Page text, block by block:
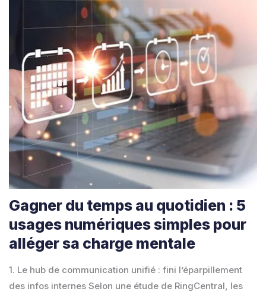
Gagner du temps au quotidien : 5
usages numériques simples pour
alléger sa charge mentale
1. Le hub de communication unifié : fini l’éparpillement
des infos internes Selon une étude de RingCentral, les